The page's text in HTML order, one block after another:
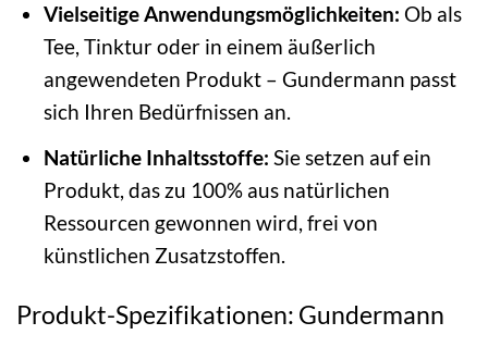
Vielseitige Anwendungsmöglichkeiten: Ob als
Tee, Tinktur oder in einem äußerlich
angewendeten Produkt – Gundermann passt
sich Ihren Bedürfnissen an.
Natürliche Inhaltsstoffe: Sie setzen auf ein
Produkt, das zu 100% aus natürlichen
Ressourcen gewonnen wird, frei von
künstlichen Zusatzstoffen.
Produkt-Spezifikationen: Gundermann